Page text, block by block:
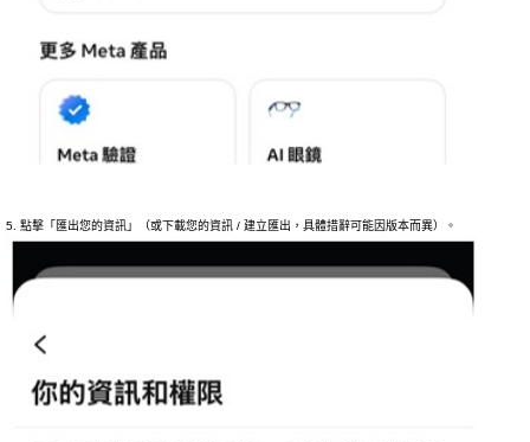
5. 點擊「匯出您的資訊」（或下載您的資訊 / 建立匯出，具體措辭可能因版本而異）。